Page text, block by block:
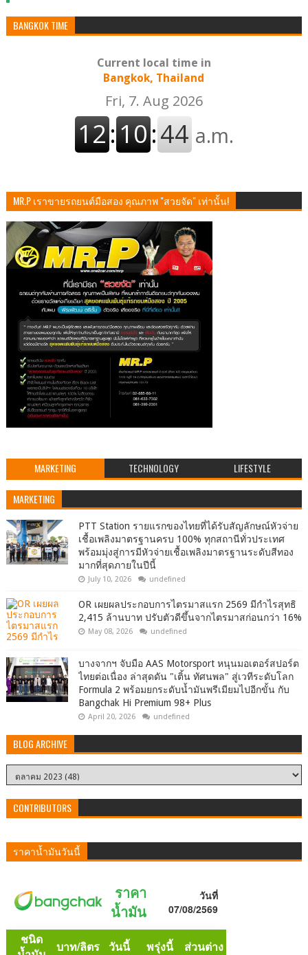
BANGKOK TIME
Current local time in
Bangkok, Thailand
MR.P เราขายรถยนต์มือสอง คุณภาพ "สวยจัด" เท่านั้น!
MARKETING TECHNOLOGY LIFESTYLE
MARKETING
PTT Station รายแรกของไทยที่ได้รับสัญลักษณ์หัวจ่าย
เชื้อเพลิงมาตรฐานครบ 100% ทุกสถานีทั่วประเทศ
พร้อมมุ่งสู่การมีหัวจ่ายเชื้อเพลิงมาตรฐานระดับสีทอง
มากที่สุดภายในปีนี้
July 10, 2026 undefined
OR เผยผลประกอบการไตรมาสแรก 2569 มีกำไรสุทธิ
2,415 ล้านบาท ปรับตัวดีขึ้นจากไตรมาสก่อนกว่า 16%
May 08, 2026 undefined
บางจากฯ จับมือ AAS Motorsport หนุนมอเตอร์สปอร์ต
ไทยต่อเนื่อง ล่าสุดดัน "เติ้น ทัศนพล" สู่เวทีระดับโลก
Formula 2 พร้อมยกระดับน้ำมันพรีเมียมไปอีกขั้น กับ
Bangchak Hi Premium 98+ Plus
April 20, 2026 undefined
BLOG ARCHIVE
CONTRIBUTORS
ราคาน้ำมันวันนี้